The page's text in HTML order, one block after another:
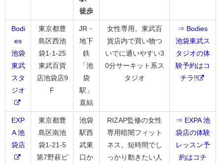
徒歩
Bodi
es
池袋
東武
スタ
ジオ
東京都豊
島区西池
袋1-1-25
東武百貨
店池袋店9
F
JR・
地下
鉄
「池
袋
駅」
直結
女性専用。東武百
貨店内で買い物つ
いでに通いやすい3
0分サーキット系ス
タジオ
⇒ Bodies
池袋東武ス
タジオの体
験予約はコ
チラ!!
EXP
A 池
袋店
東京都豊
島区南池
袋1-21-5
第7野萩ビ
池袋
駅西
武東
口か
RIZAP監修の女性
専用暗闇フィット
ネス。短時間でし
っかり動きたい人
⇒ EXPA 池
袋店の体験
レッスン予
約はコチ